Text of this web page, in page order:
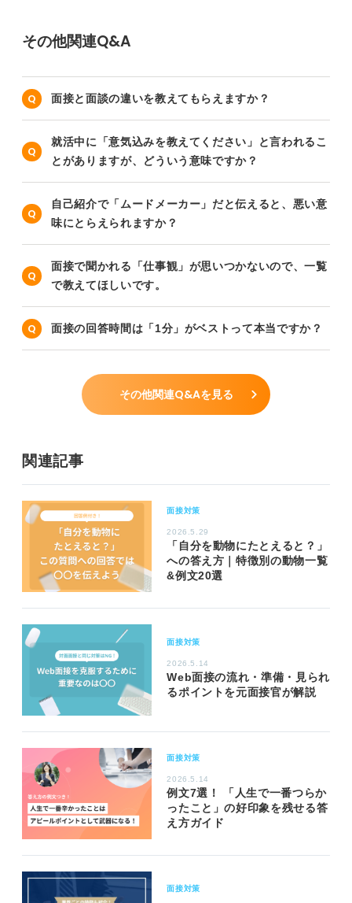
その他関連Q&A
面接と面談の違いを教えてもらえますか？
就活中に「意気込みを教えてください」と言われるこ
とがありますが、どういう意味ですか？
自己紹介で「ムードメーカー」だと伝えると、悪い意
味にとらえられますか？
面接で聞かれる「仕事観」が思いつかないので、一覧
で教えてほしいです。
面接の回答時間は「1分」がベストって本当ですか？
その他関連Q&Aを見る
関連記事
面接対策
2026.5.29
「自分を動物にたとえると？」
への答え方｜特徴別の動物一覧
&例文20選
面接対策
2026.5.14
Web面接の流れ・準備・見られ
るポイントを元面接官が解説
面接対策
2026.5.14
例文7選！ 「人生で一番つらか
ったこと」の好印象を残せる答
え方ガイド
面接対策